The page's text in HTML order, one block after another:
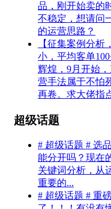
品，刚开始卖的
不稳定，想请问
的运营思路？
【征集案例分
小，平均客单
辉煌，9月开始
营手法属于不怕
再卷。求大佬指
超级话题
# 超级话题 # 选
能分开吗？现在
关键词分析，从
重要的...
# 超级话题 # 重